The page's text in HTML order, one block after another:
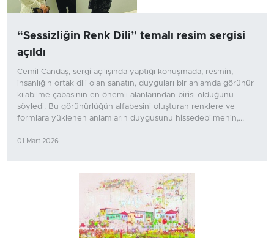
“Sessizliğin Renk Dili” temalı resim sergisi
açıldı
Cemil Candaş, sergi açılışında yaptığı konuşmada, resmin,
insanlığın ortak dili olan sanatın, duyguları bir anlamda görünür
kılabilme çabasının en önemli alanlarından birisi olduğunu
söyledi. Bu görünürlüğün alfabesini oluşturan renklere ve
formlara yüklenen anlamların duygusunu hissedebilmenin,...
01 Mart 2026